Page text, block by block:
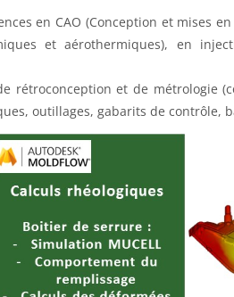
en CAO (Conception et mises en
et aérothermiques), en
rétroconception et de métrologie
outillages, gabarits de contrôle,